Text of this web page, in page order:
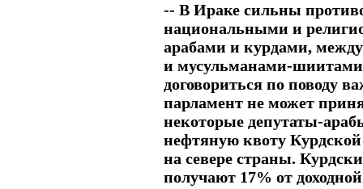
-- В Ираке сильны
национальными и
арабами и курдами,
и мусульманами-
договориться по поводу
парламент не может
некоторые депутаты-
нефтяную квоту
на севере страны.
получают 17% от